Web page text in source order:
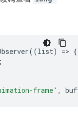
((list) => {
frame' ,